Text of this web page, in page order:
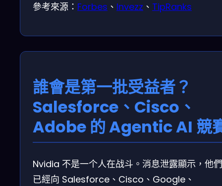
參考來源： Forbes 、 Invezz 、 TipRanks
誰會是第一批受益者？
Salesforce、Cisco、
Adobe 的 Agentic AI 競
Nvidia 不是一个人在战斗。消息泄露顯示，他們
已經向 Salesforce、Cisco、Google、